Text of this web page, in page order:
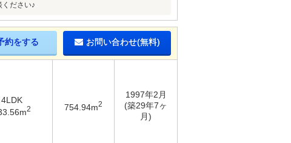
ださい♪
約をする お問い合わせ(無料)
4LDK
2 754.94m2
1997年2月
(築29年7ヶ
月)